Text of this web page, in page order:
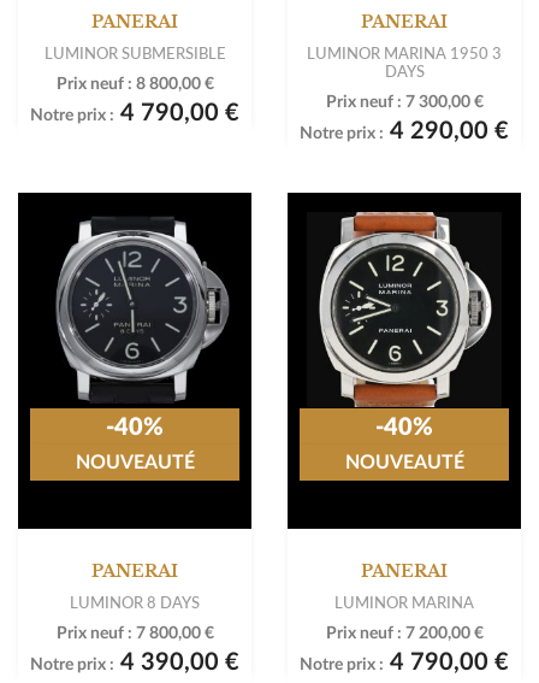
PANERAI
LUMINOR SUBMERSIBLE
Prix neuf : 8 800,00 €
Notre prix : 4 790,00 €
PANERAI
LUMINOR MARINA 1950 3
DAYS
Prix neuf : 7 300,00 €
Notre prix : 4 290,00 €
PANERAI
LUMINOR 8 DAYS
Prix neuf : 7 800,00 €
Notre prix : 4 390,00 €
-40%
NOUVEAUTÉ
PANERAI
LUMINOR MARINA
Prix neuf : 7 200,00 €
Notre prix : 4 790,00 €
-40%
NOUVEAUTÉ